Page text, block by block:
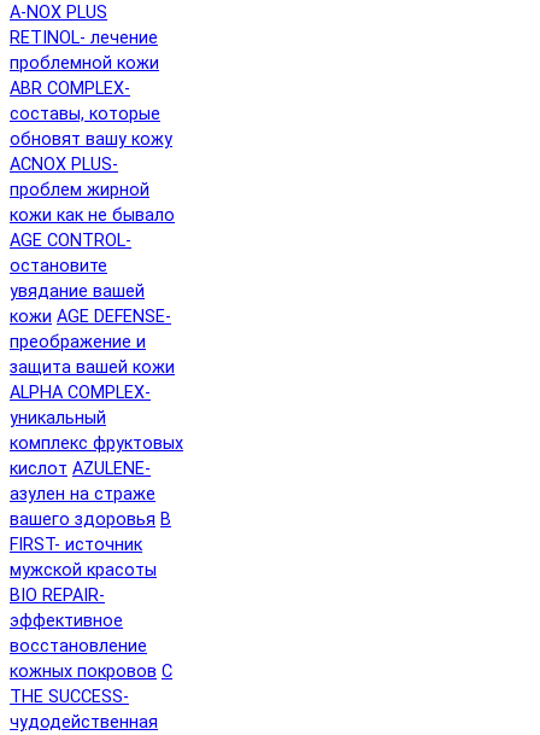
A-NOX PLUS
RETINOL- лечение
проблемной кожи
ABR COMPLEX-
составы, которые
обновят вашу кожу
ACNOX PLUS-
проблем жирной
кожи как не бывало
AGE CONTROL-
остановите
увядание вашей
кожи AGE DEFENSE-
преображение и
защита вашей кожи
ALPHA COMPLEX-
уникальный
комплекс фруктовых
кислот AZULENE-
азулен на страже
вашего здоровья B
FIRST- источник
мужской красоты
BIO REPAIR-
эффективное
восстановление
кожных покровов C
THE SUCCESS-
чудодейственная